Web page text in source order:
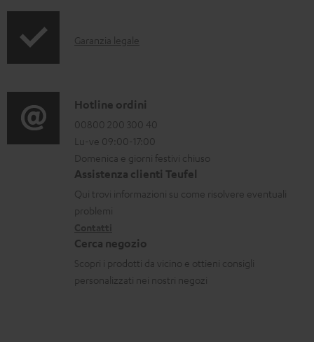
c
i
c
a
b
i
l
r
z
i
o
n
i
d
s
p
I
o
r
m
a
z
i
n
i
Garanzia legale
C
o
n
t
a
t
i
Hotline ordini
00800 200 300 40
Lu-ve 09:00-17:00
Domenica e giorni festivi chiuso
Assistenza clienti Teufel
Qui trovi informazioni su come risolvere eventuali
problemi
Cerca negozio
Scopri i prodotti da vicino e ottieni consigli
personalizzati nei nostri negozi